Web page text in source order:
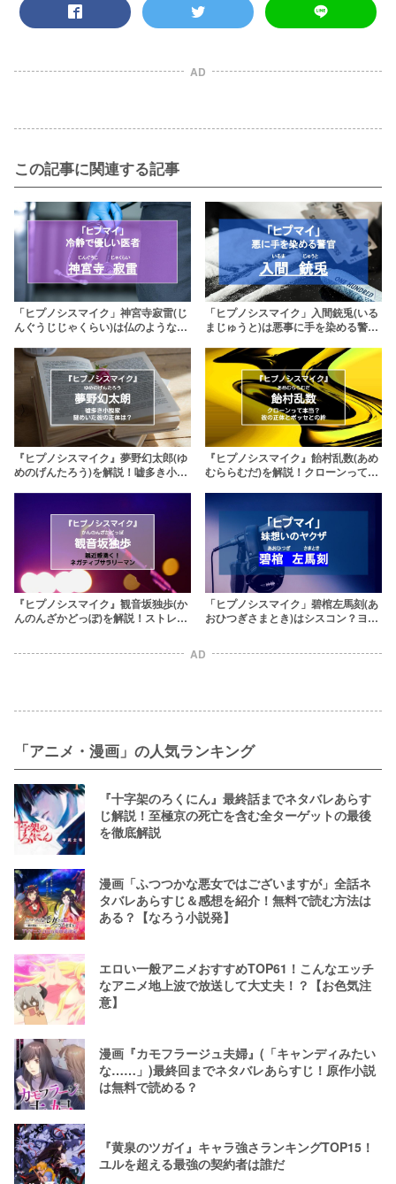
AD
この記事に関連する記事
「ヒプノシスマイク」神宮寺寂雷(じ
んぐうじじゃくらい)は仏のような天
「ヒプノシスマイク」入間銃兎(いる
まじゅうと)は悪事に手を染める警
『ヒプノシスマイク』夢野幻太郎(ゆ
めのげんたろう)を解説！嘘多き小説
『ヒプノシスマイク』飴村乱数(あめ
むららむだ)を解説！クローンって本
『ヒプノシスマイク』観音坂独歩(か
んのんざかどっぽ)を解説！ストレス
「ヒプノシスマイク」碧棺左馬刻(あ
おひつぎさまとき)はシスコン？ヨコ
AD
「アニメ・漫画」の人気ランキング
『十字架のろくにん』最終話までネタバレあらす
じ解説！至極京の死亡を含む全ターゲットの最後
を徹底解説
漫画「ふつつかな悪女ではございますが」全話ネ
タバレあらすじ＆感想を紹介！無料で読む方法は
ある？【なろう小説発】
エロい一般アニメおすすめTOP61！こんなエッチ
なアニメ地上波で放送して大丈夫！？【お色気注
意】
漫画『カモフラージュ夫婦』(「キャンディみたい
な……」)最終回までネタバレあらすじ！原作小説
は無料で読める？
『黄泉のツガイ』キャラ強さランキングTOP15！
ユルを超える最強の契約者は誰だ